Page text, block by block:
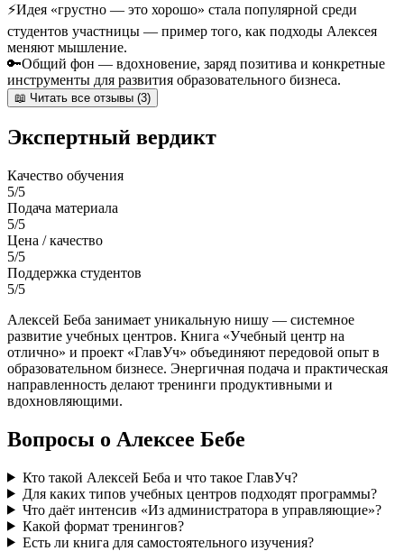
⚡Идея «грустно — это хорошо» стала популярной среди
студентов участницы — пример того, как подходы Алексея
меняют мышление.
🔑Общий фон — вдохновение, заряд позитива и конкретные
инструменты для развития образовательного бизнеса.
📖 Читать все отзывы (3)
Экспертный вердикт
Качество обучения
5/5
Подача материала
5/5
Цена / качество
5/5
Поддержка студентов
5/5
Алексей Беба занимает уникальную нишу — системное
развитие учебных центров. Книга «Учебный центр на
отлично» и проект «ГлавУч» объединяют передовой опыт в
образовательном бизнесе. Энергичная подача и практическая
направленность делают тренинги продуктивными и
вдохновляющими.
Вопросы о Алексее Бебе
Кто такой Алексей Беба и что такое ГлавУч?
Для каких типов учебных центров подходят программы?
Что даёт интенсив «Из администратора в управляющие»?
Какой формат тренингов?
Есть ли книга для самостоятельного изучения?